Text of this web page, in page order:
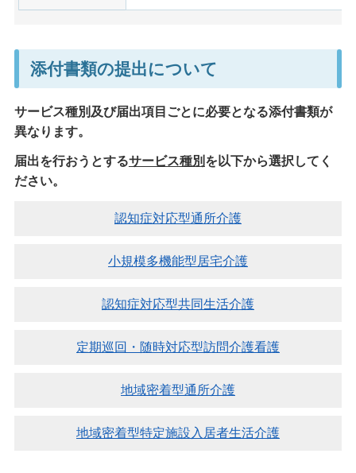
添付書類の提出について
サービス種別及び届出項目ごとに必要となる添付書類が
異なります。
届出を行おうとするサービス種別 を以下から選択してく
ださい。
認知症対応型通所介護
小規模多機能型居宅介護
認知症対応型共同生活介護
定期巡回・随時対応型訪問介護看護
地域密着型通所介護
地域密着型特定施設入居者生活介護